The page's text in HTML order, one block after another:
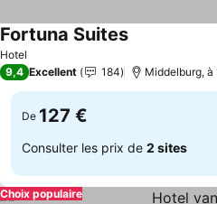
Hotel
Fortuna SuitesConsulter les
9,4 Excellent 184 Middelburg, à
De 127 €
Consulter les prix de 2 sites
Choix populaire